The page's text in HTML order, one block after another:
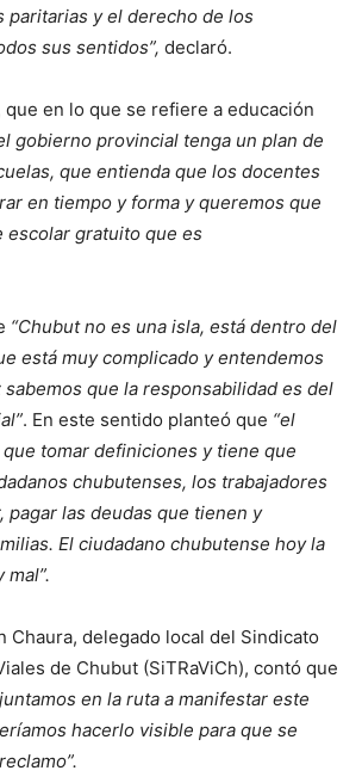
paritarias y el derecho de los
sus sentidos”, declaró.
que en lo que se refiere a educación
gobierno provincial tenga un plan de
que entienda que los docentes
en tiempo y forma y queremos que
gratuito que es
“Chubut no es una isla, está dentro del
está muy complicado y entendemos
que la responsabilidad es del
. En este sentido planteó que “el
tomar definiciones y tiene que
chubutenses, los trabajadores
pagar las deudas que tienen y
El ciudadano chubutense hoy la
mal”.
Chaura, delegado local del Sindicato
de Chubut (SiTRaViCh), contó que
en la ruta a manifestar este
hacerlo visible para que se